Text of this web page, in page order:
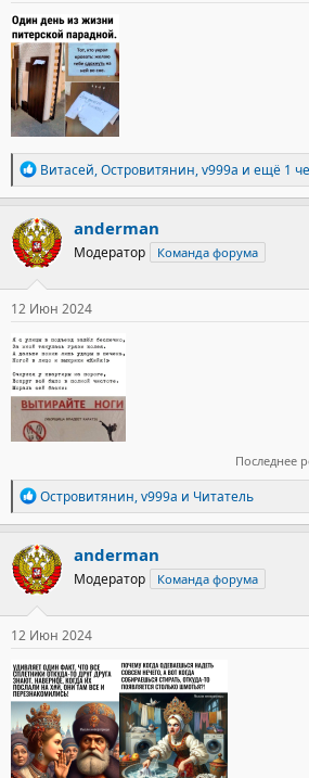
Р
е
а
к
ц
и
и
:
Витасей,Островитянин,v999a и ещё 1
anderman
Модератор Команда форума
12 Июн 2024
Последнее
Р
е
а
к
ц
и
и
:
Островитянин,v999a и Читатель
anderman
Модератор Команда форума
12 Июн 2024